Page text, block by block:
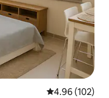
평점 4.96점(5
4.96 (102)